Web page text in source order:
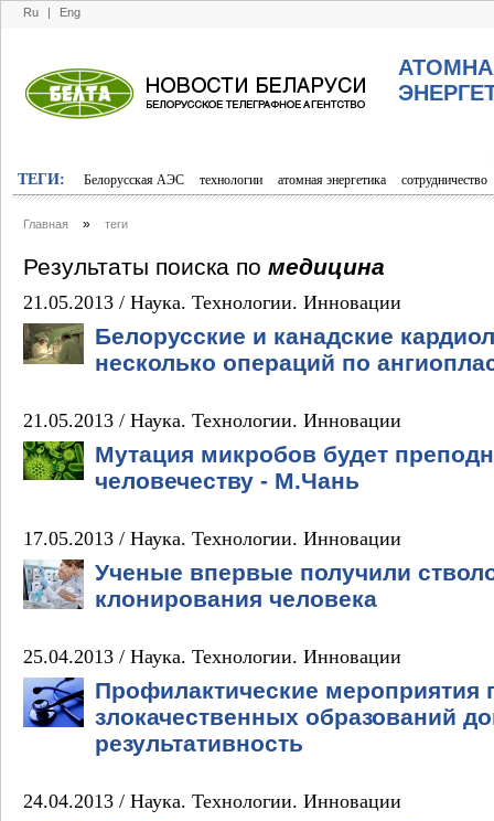
Ru | Eng
ТЕГИ: Белорусская АЭС технологии атомная энергетика сотрудничество
Главная » теги
Результаты поиска по медицина
21.05.2013 / Наука. Технологии. Инновации
Белорусские и канадские
несколько операций по
21.05.2013 / Наука. Технологии. Инновации
Мутация микробов будет
человечеству - М.Чань
17.05.2013 / Наука. Технологии. Инновации
Ученые впервые получили
клонирования человека
25.04.2013 / Наука. Технологии. Инновации
Профилактические
злокачественных образований
результативность
24.04.2013 / Наука. Технологии. Инновации